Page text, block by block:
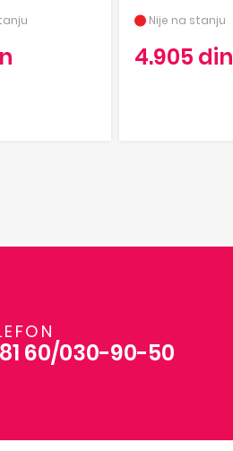
Nije na stanju
4.905 din
60/030-90-50